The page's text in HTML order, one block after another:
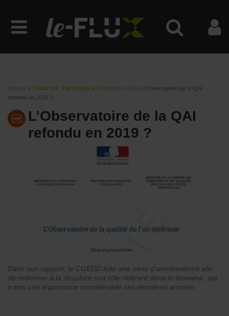
Accueil > Conformité, Pathologies & Polluants > QAI > L’Observatoire de la QAI
refondu en 2019 ?
L’Observatoire de la QAI
refondu en 2019 ?
Dans son rapport, le CGEDD liste une série d’améliorations afin
de redonner à la structure son rôle référent dans le domaine, qui
a pris une importance considérable ces dernières années.